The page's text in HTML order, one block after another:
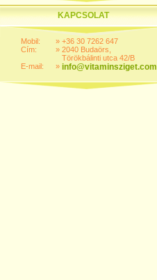
KAPCSOLAT
Mobil:
Cím:
E-mail:
»
»
»
+36 30 7262 647
2040 Budaörs,
Törökbálinti utca 42/B
info@vitaminsziget.com